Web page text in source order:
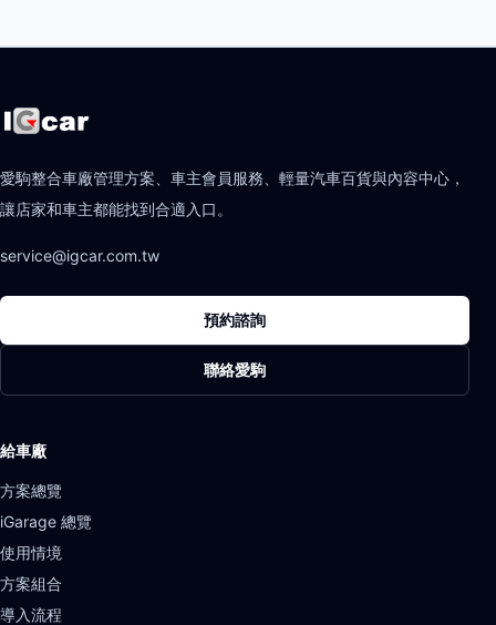
愛駒整合車廠管理方案、車主會員服務、輕量汽車百貨與內容中心，
讓店家和車主都能找到合適入口。
service@igcar.com.tw
預約諮詢
聯絡愛駒
給車廠
方案總覽
iGarage 總覽
使用情境
方案組合
導入流程